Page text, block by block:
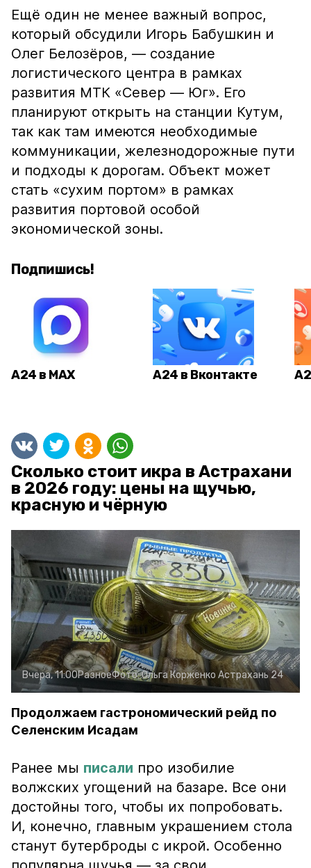
Ещё один не менее важный вопрос,
который обсудили Игорь Бабушкин и
Олег Белозёров, — создание
логистического центра в рамках
развития МТК «Север — Юг». Его
планируют открыть на станции Кутум,
так как там имеются необходимые
коммуникации, железнодорожные пути
и подходы к дорогам. Объект может
стать «сухим портом» в рамках
развития портовой особой
экономической зоны.
Подпишись!
А24 в MAX А24 в Вконтакте
Сколько стоит икра в Астрахани
в 2026 году: цены на щучью,
красную и чёрную
Вчера, 11:00РазноеФото:Ольга Корженко Астрахань 24
Продолжаем гастрономический рейд по
Селенским Исадам
Ранее мы писали про изобилие
волжских угощений на базаре. Все они
достойны того, чтобы их попробовать.
И, конечно, главным украшением стола
станут бутерброды с икрой. Особенно